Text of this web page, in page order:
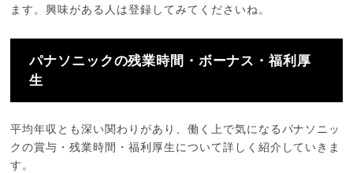
ます。興味がある人は登録してみてくださいね。
パナソニックの残業時間・ボーナス・福利厚
生
平均年収とも深い関わりがあり、働く上で気になるパナソニッ
クの賞与・残業時間・福利厚生について詳しく紹介していきま
す。